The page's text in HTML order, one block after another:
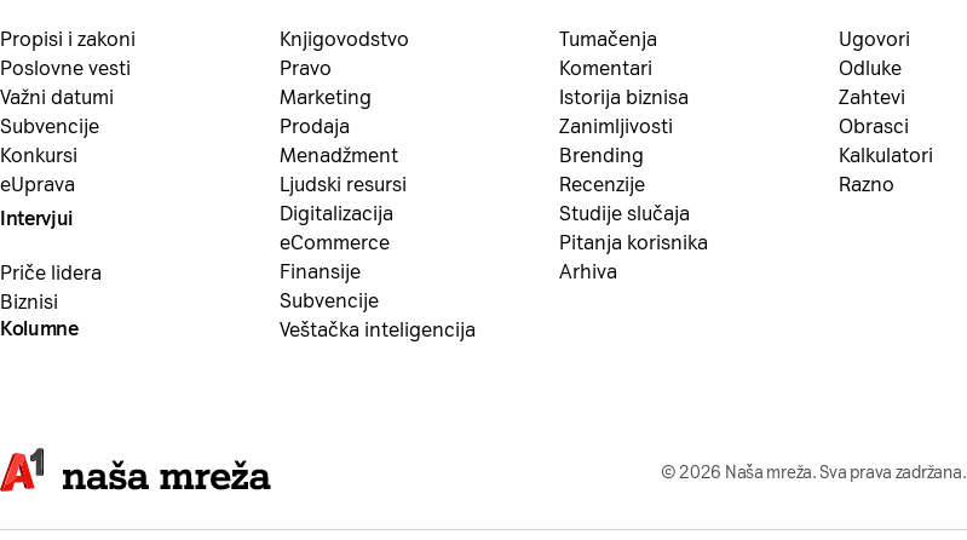
Propisi i zakoni
Poslovne vesti
Važni datumi
Subvencije
Konkursi
eUprava
Intervjui
Priče lidera
Biznisi
Kolumne
Knjigovodstvo
Pravo
Marketing
Prodaja
Menadžment
Ljudski resursi
Digitalizacija
eCommerce
Finansije
Subvencije
Veštačka inteligencija
Tumačenja
Komentari
Istorija biznisa
Zanimljivosti
Brending
Recenzije
Studije slučaja
Pitanja korisnika
Arhiva
Ugovori
Odluke
Zahtevi
Obrasci
Kalkulatori
Razno
© 2026 Naša mreža. Sva prava zadržana.